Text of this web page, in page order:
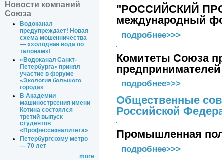
Новости компаний
Союза
Водоканал
предупреждает! Новая
схема мошенничества
— «холодная вода по
талонам»!
«Водоканал Санкт-
Петербурга» принял
участие в форуме
«Экология большого
города»
В Академии
машиностроения имени
Котина состоялся
третий выпуск
студентов
«Профессионалитета»
Петербургскому метро
— 70 лет
more
"РОССИЙСКИЙ
международный
подробнее>>>
Комитеты Союза
подробнее>>>
Общественные
Российской
Промышленная
подробнее>>>